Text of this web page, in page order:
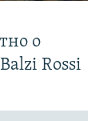
о
Rossi